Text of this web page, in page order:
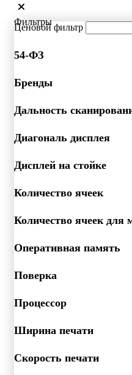
Фильтры
Ценовой фильтр
54-ФЗ
Бренды
Дальность
Диагональ дисплея
Дисплей на стойке
Количество ячеек
Количество ячеек для
Оперативная память
Поверка
Процессор
Ширина печати
Скорость печати